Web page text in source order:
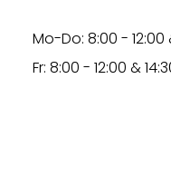
Mo-Do: 8:00 - 12:00
Fr: 8:00 - 12:00 &